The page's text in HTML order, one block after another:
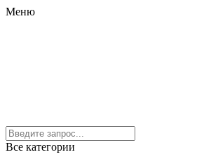
Меню
Все категории